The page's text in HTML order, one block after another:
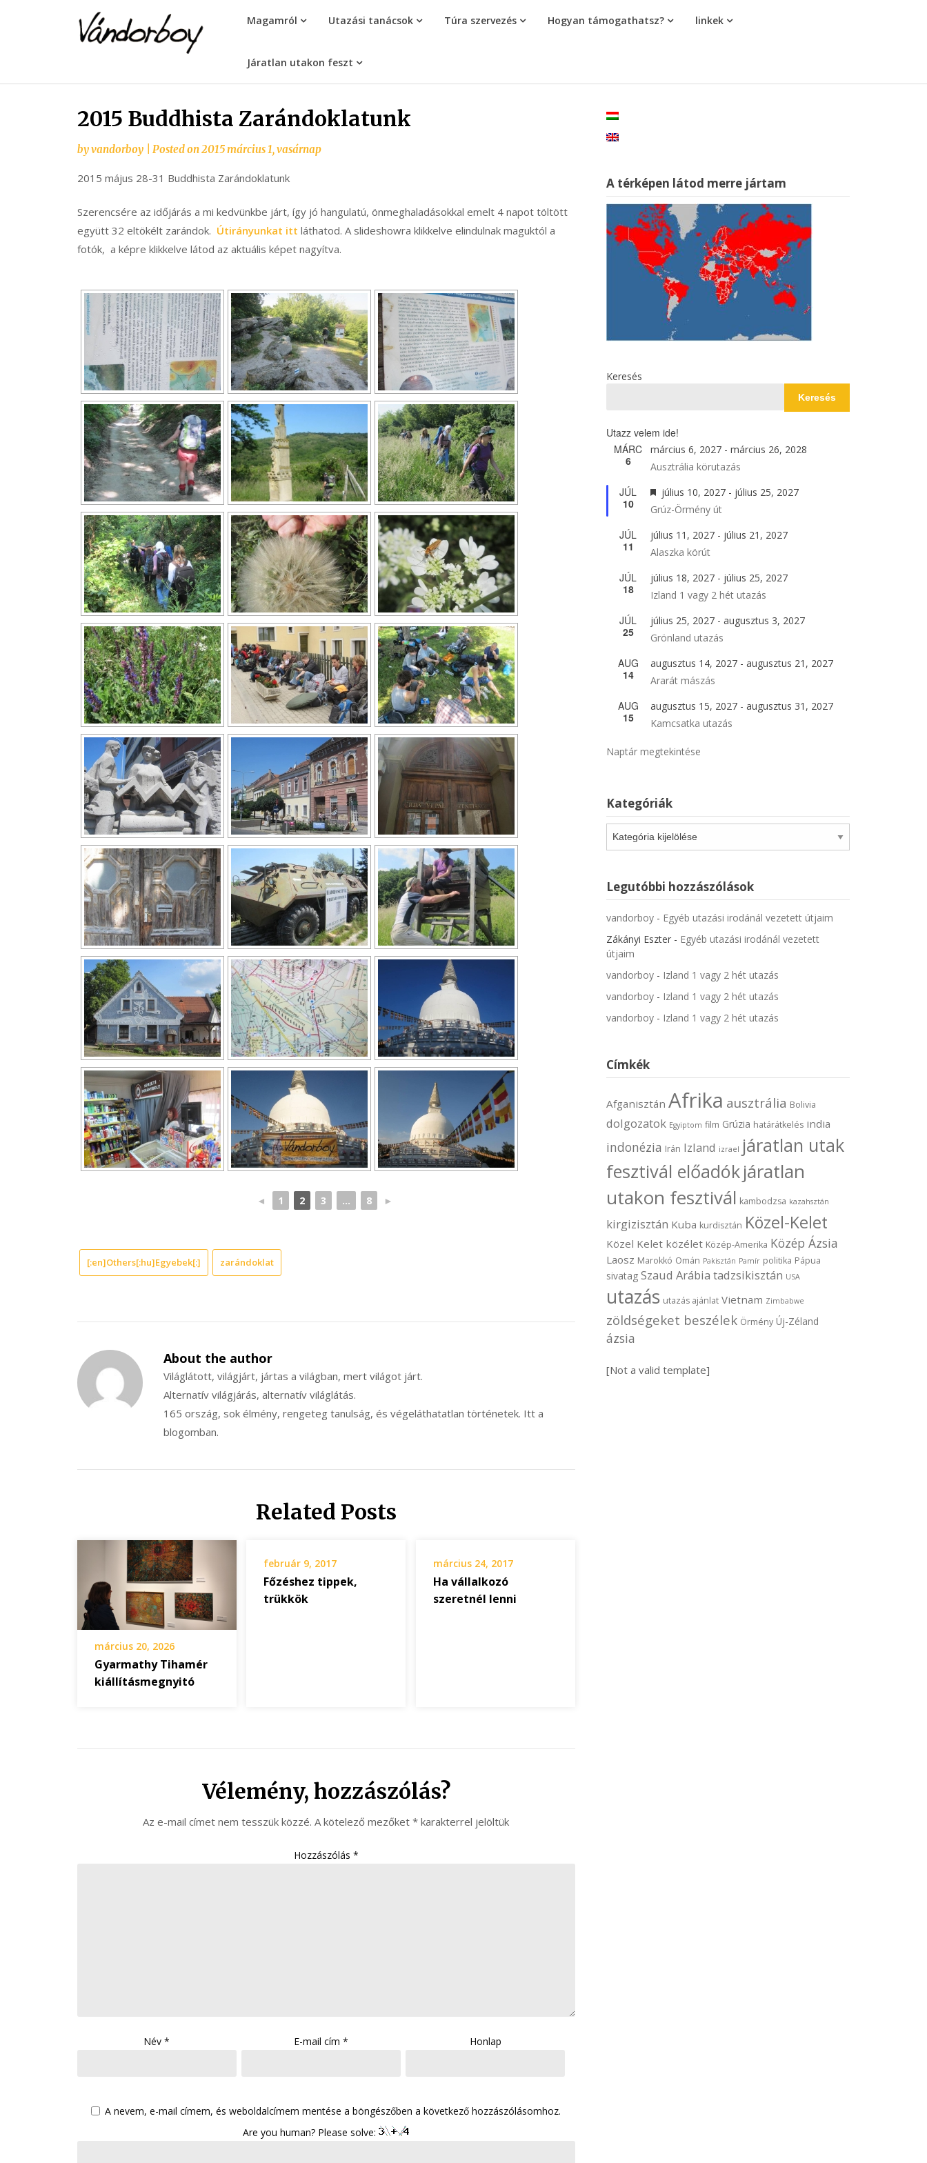
vandorboy
Magamról Utazási tanácsok Túra szervezés Hogyan támogathatsz? linkek
Járatlan utakon feszt
2015 Buddhista Zarándoklatunk
byvandorboy Posted on2015 március 1, vasárnap
2015 május 28-31 Buddhista Zarándoklatunk
Szerencsére az időjárás a mi kedvünkbe járt, így jó hangulatú, önmeghaladásokkal emelt 4 napot töltött
együtt 32 eltökélt zarándok. Útirányunkat itt láthatod. A slideshowra klikkelve elindulnak maguktól a
fotók, a képre klikkelve látod az aktuális képet nagyítva.
◄ 1 2 3 ... 8 ►
[:en]Others[:hu]Egyebek[:] zarándoklat
About the author
Világlátott, világjárt, jártas a világban, mert világot járt.
Alternatív világjárás, alternatív világlátás.
165 ország, sok élmény, rengeteg tanulság, és végeláthatatlan történetek. Itt a
blogomban.
Related Posts
március 20, 2026
Gyarmathy Tihamér
kiállításmegnyitó
február 9, 2017
Főzéshez tippek,
trükkök
március 24, 2017
Ha vállalkozó
szeretnél lenni
Vélemény, hozzászólás?
Az e-mail címet nem tesszük közzé. A kötelező mezőket* karakterrel jelöltük
Hozzászólás *
Név* E-mail cím* Honlap
A nevem, e-mail címem, és weboldalcímem mentése a böngészőben a következő hozzászólásomhoz.
Are you human? Please solve:
A térképen látod merre jártam
Keresés
Keresés
Utazz velem ide!
MÁRC
6
március 6, 2027- március 26, 2028
Ausztrália körutazás
JÚL
10
Kiemelt
július 10, 2027- július 25, 2027
Grúz-Örmény út
JÚL
11
július 11, 2027- július 21, 2027
Alaszka körút
JÚL
18
július 18, 2027- július 25, 2027
Izland 1 vagy 2 hét utazás
JÚL
25
július 25, 2027- augusztus 3, 2027
Grönland utazás
AUG
14
augusztus 14, 2027- augusztus 21, 2027
Ararát mászás
AUG
15
augusztus 15, 2027- augusztus 31, 2027
Kamcsatka utazás
Naptár megtekintése
Kategóriák
Legutóbbi hozzászólások
vandorboy- Egyéb utazási irodánál vezetett útjaim
Zákányi Eszter- Egyéb utazási irodánál vezetett
útjaim
vandorboy- Izland 1 vagy 2 hét utazás
vandorboy- Izland 1 vagy 2 hét utazás
vandorboy- Izland 1 vagy 2 hét utazás
Címkék
Afganisztán Afrika ausztrália Bolivia
dolgozatok Egyiptom film Grúzia határátkelés india
indonézia Irán Izland izrael járatlan utak
fesztivál előadókjáratlan
utakon fesztivál kambodzsa kazahsztán
kirgizisztán Kuba kurdisztán Közel-Kelet
Közel Kelet közélet Közép-Amerika Közép Ázsia
Laosz Marokkó Omán Pakisztán Pamír politika Pápua
sivatag Szaud Arábia tadzsikisztán USA
utazás utazás ajánlat Vietnam Zimbabwe
zöldségeket beszélek Örmény Új-Zéland
ázsia
[Not a valid template]